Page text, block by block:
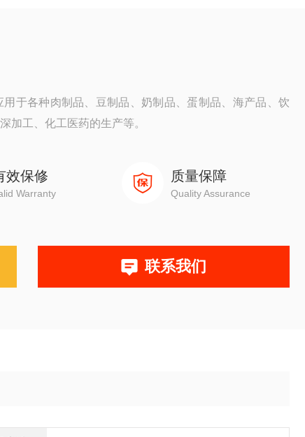
于各种肉制品、豆制品、奶制品、蛋制品、海产品、饮
加工、化工医药的生产等。
效保修
Warranty
质量保障
Quality Assurance
联系我们